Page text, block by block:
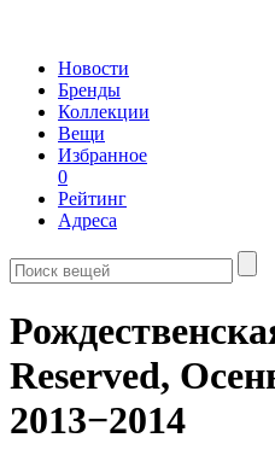
Новости
Бренды
Коллекции
Вещи
Избранное
0
Рейтинг
Адреса
Reserved,
2013−2014